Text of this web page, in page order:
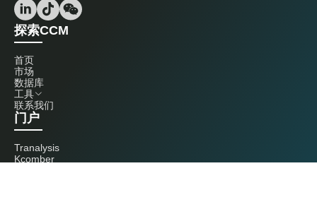
探索CCM
首页
市场
数据库
工具
联系我们
门户
Tranalysis
Kcomber